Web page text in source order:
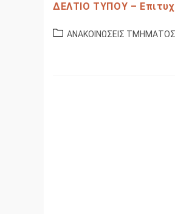
ΔΕΛΤΙΟ ΤΥΠΟΥ –
ΑΝΑΚΟΙΝΩΣΕΙΣ ΤΜΗΜΑΤΟΣ